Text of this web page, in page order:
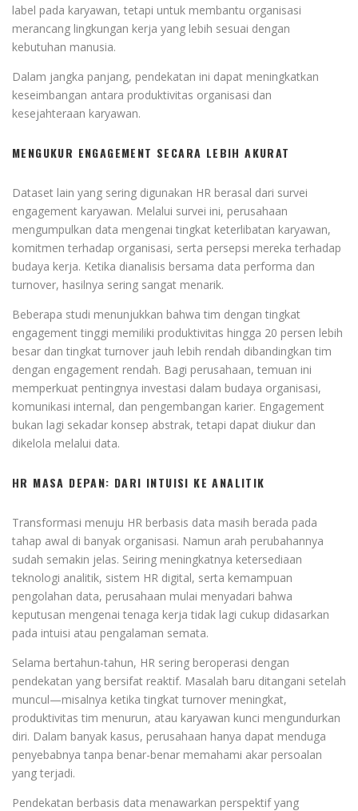
label pada karyawan, tetapi untuk membantu organisasi
merancang lingkungan kerja yang lebih sesuai dengan
kebutuhan manusia.
Dalam jangka panjang, pendekatan ini dapat meningkatkan
keseimbangan antara produktivitas organisasi dan
kesejahteraan karyawan.
MENGUKUR ENGAGEMENT SECARA LEBIH AKURAT
Dataset lain yang sering digunakan HR berasal dari survei
engagement karyawan. Melalui survei ini, perusahaan
mengumpulkan data mengenai tingkat keterlibatan karyawan,
komitmen terhadap organisasi, serta persepsi mereka terhadap
budaya kerja. Ketika dianalisis bersama data performa dan
turnover, hasilnya sering sangat menarik.
Beberapa studi menunjukkan bahwa tim dengan tingkat
engagement tinggi memiliki produktivitas hingga 20 persen lebih
besar dan tingkat turnover jauh lebih rendah dibandingkan tim
dengan engagement rendah. Bagi perusahaan, temuan ini
memperkuat pentingnya investasi dalam budaya organisasi,
komunikasi internal, dan pengembangan karier. Engagement
bukan lagi sekadar konsep abstrak, tetapi dapat diukur dan
dikelola melalui data.
HR MASA DEPAN: DARI INTUISI KE ANALITIK
Transformasi menuju HR berbasis data masih berada pada
tahap awal di banyak organisasi. Namun arah perubahannya
sudah semakin jelas. Seiring meningkatnya ketersediaan
teknologi analitik, sistem HR digital, serta kemampuan
pengolahan data, perusahaan mulai menyadari bahwa
keputusan mengenai tenaga kerja tidak lagi cukup didasarkan
pada intuisi atau pengalaman semata.
Selama bertahun-tahun, HR sering beroperasi dengan
pendekatan yang bersifat reaktif. Masalah baru ditangani setelah
muncul—misalnya ketika tingkat turnover meningkat,
produktivitas tim menurun, atau karyawan kunci mengundurkan
diri. Dalam banyak kasus, perusahaan hanya dapat menduga
penyebabnya tanpa benar-benar memahami akar persoalan
yang terjadi.
Pendekatan berbasis data menawarkan perspektif yang